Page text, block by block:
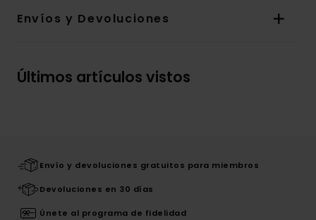
Envíos y Devoluciones
Últimos artículos vistos
Envío y devoluciones gratuitos para miembros
Devoluciones en 30 días
Únete al programa de fidelidad